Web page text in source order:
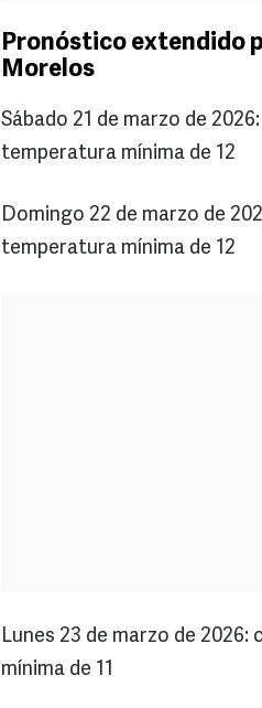
Pronóstico extendido
Morelos
Sábado 21 de marzo de
temperatura mínima de 12
Domingo 22 de marzo de
temperatura mínima de 12
Lunes 23 de marzo de
mínima de 11